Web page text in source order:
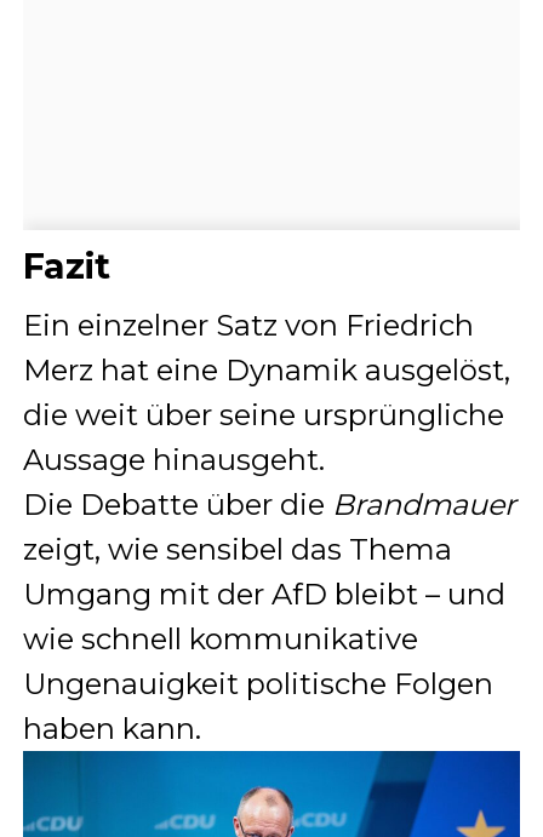
Fazit
Ein einzelner Satz von Friedrich
Merz hat eine Dynamik ausgelöst,
die weit über seine ursprüngliche
Aussage hinausgeht.
Die Debatte über die Brandmauer
zeigt, wie sensibel das Thema
Umgang mit der AfD bleibt – und
wie schnell kommunikative
Ungenauigkeit politische Folgen
haben kann.